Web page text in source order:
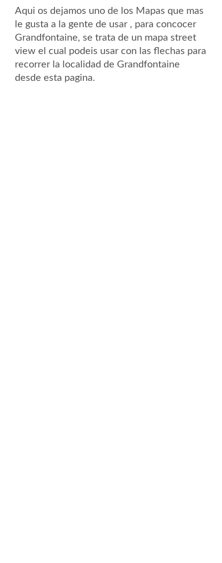
Aqui os dejamos uno de los Mapas que mas
le gusta a la gente de usar , para concocer
Grandfontaine, se trata de un mapa street
view el cual podeis usar con las flechas para
recorrer la localidad de Grandfontaine
desde esta pagina.